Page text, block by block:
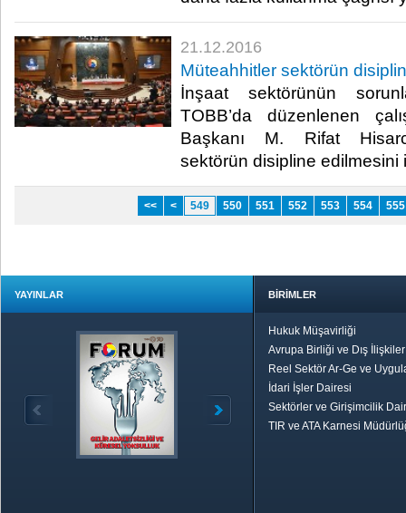
21.12.2016
Müteahhitler sektörün
İnşaat sektörünün
TOBB’da düzenlenen
Başkanı M. Rifat
sektörün disipline edilmesini
<< < 549 550 551 552 553 554 555
YAYINLAR BİRİMLER
Hukuk Müşavirliği
Avrupa Birliği ve Dış
Reel Sektör Ar-Ge ve
İdari İşler Dairesi
Sektörler ve Girişimcilik
TIR ve ATA Karnesi